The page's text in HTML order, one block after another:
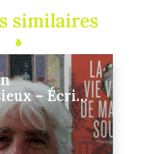
similaires
– Écrire
ça